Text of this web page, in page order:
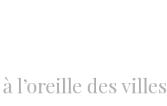
l’oreille des villes